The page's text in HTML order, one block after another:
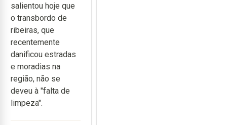
salientou hoje que
o transbordo de
ribeiras, que
recentemente
danificou estradas
e moradias na
região, não se
deveu à "falta de
limpeza".